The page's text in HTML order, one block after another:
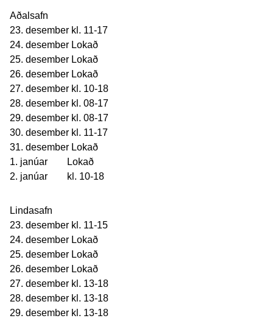
Aðalsafn
23. desember kl. 11-17
24. desember Lokað
25. desember Lokað
26. desember Lokað
27. desember kl. 10-18
28. desember kl. 08-17
29. desember kl. 08-17
30. desember kl. 11-17
31. desember Lokað
1. janúar Lokað
2. janúar kl. 10-18
Lindasafn
23. desember kl. 11-15
24. desember Lokað
25. desember Lokað
26. desember Lokað
27. desember kl. 13-18
28. desember kl. 13-18
29. desember kl. 13-18